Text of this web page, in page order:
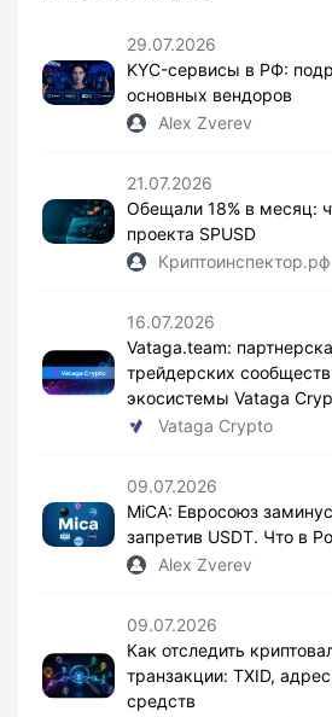
29.07.2026
KYC-сервисы в РФ:
основных вендоров
Alex Zverev
21.07.2026
Обещали 18% в месяц:
проекта SPUSD
Криптоинспектор.рф
16.07.2026
Vataga.team:
трейдерских
экосистемы Vataga
Vataga Crypto
09.07.2026
MiCA: Евросоюз
запретив USDT. Что в
Alex Zverev
09.07.2026
Как отследить
транзакции: TXID,
средств